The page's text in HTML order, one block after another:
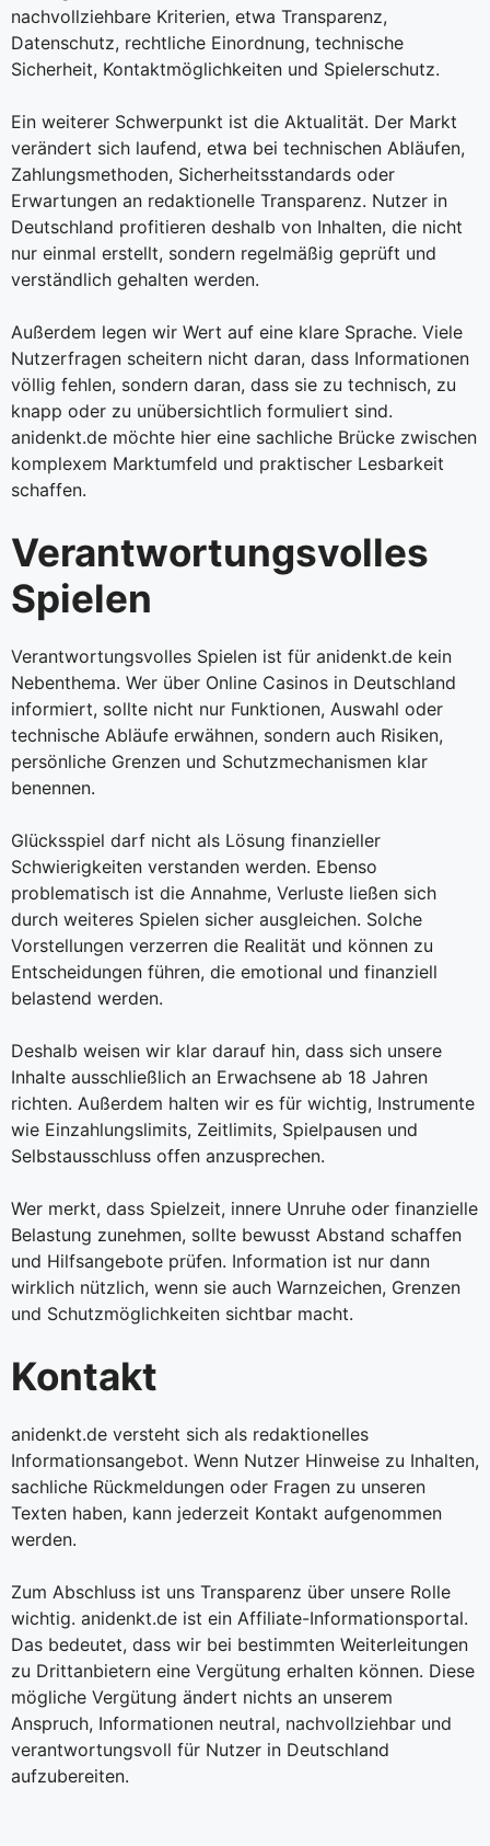
nachvollziehbare Kriterien, etwa Transparenz,
Datenschutz, rechtliche Einordnung, technische
Sicherheit, Kontaktmöglichkeiten und Spielerschutz.
Ein weiterer Schwerpunkt ist die Aktualität. Der Markt
verändert sich laufend, etwa bei technischen Abläufen,
Zahlungsmethoden, Sicherheitsstandards oder
Erwartungen an redaktionelle Transparenz. Nutzer in
Deutschland profitieren deshalb von Inhalten, die nicht
nur einmal erstellt, sondern regelmäßig geprüft und
verständlich gehalten werden.
Außerdem legen wir Wert auf eine klare Sprache. Viele
Nutzerfragen scheitern nicht daran, dass Informationen
völlig fehlen, sondern daran, dass sie zu technisch, zu
knapp oder zu unübersichtlich formuliert sind.
anidenkt.de möchte hier eine sachliche Brücke zwischen
komplexem Marktumfeld und praktischer Lesbarkeit
schaffen.
Verantwortungsvolles
Spielen
Verantwortungsvolles Spielen ist für anidenkt.de kein
Nebenthema. Wer über Online Casinos in Deutschland
informiert, sollte nicht nur Funktionen, Auswahl oder
technische Abläufe erwähnen, sondern auch Risiken,
persönliche Grenzen und Schutzmechanismen klar
benennen.
Glücksspiel darf nicht als Lösung finanzieller
Schwierigkeiten verstanden werden. Ebenso
problematisch ist die Annahme, Verluste ließen sich
durch weiteres Spielen sicher ausgleichen. Solche
Vorstellungen verzerren die Realität und können zu
Entscheidungen führen, die emotional und finanziell
belastend werden.
Deshalb weisen wir klar darauf hin, dass sich unsere
Inhalte ausschließlich an Erwachsene ab 18 Jahren
richten. Außerdem halten wir es für wichtig, Instrumente
wie Einzahlungslimits, Zeitlimits, Spielpausen und
Selbstausschluss offen anzusprechen.
Wer merkt, dass Spielzeit, innere Unruhe oder finanzielle
Belastung zunehmen, sollte bewusst Abstand schaffen
und Hilfsangebote prüfen. Information ist nur dann
wirklich nützlich, wenn sie auch Warnzeichen, Grenzen
und Schutzmöglichkeiten sichtbar macht.
Kontakt
anidenkt.de versteht sich als redaktionelles
Informationsangebot. Wenn Nutzer Hinweise zu Inhalten,
sachliche Rückmeldungen oder Fragen zu unseren
Texten haben, kann jederzeit Kontakt aufgenommen
werden.
Zum Abschluss ist uns Transparenz über unsere Rolle
wichtig. anidenkt.de ist ein Affiliate-Informationsportal.
Das bedeutet, dass wir bei bestimmten Weiterleitungen
zu Drittanbietern eine Vergütung erhalten können. Diese
mögliche Vergütung ändert nichts an unserem
Anspruch, Informationen neutral, nachvollziehbar und
verantwortungsvoll für Nutzer in Deutschland
aufzubereiten.